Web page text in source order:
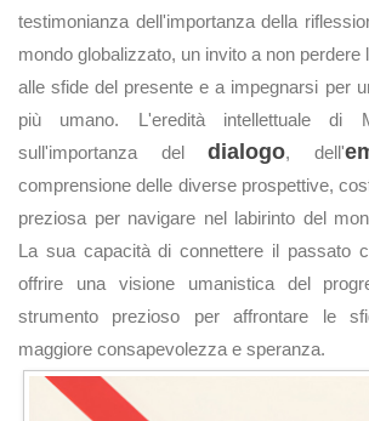
testimonianza dell'importanza della
mondo globalizzato, un invito a non perdere
alle sfide del presente e a impegnarsi per
più umano. L'eredità intellettuale di
sull'importanza deldialogo, dell'
comprensione delle diverse prospettive,
preziosa per navigare nel labirinto del
La sua capacità di connettere il passato
offrire una visione umanistica del
strumento prezioso per affrontare le
maggiore consapevolezza e speranza.